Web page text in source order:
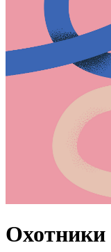
Охотники